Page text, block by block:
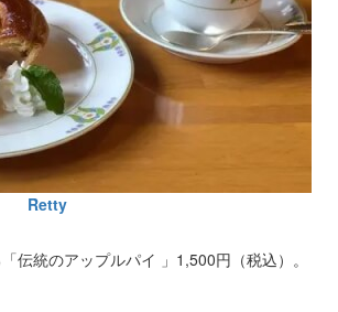
Retty
伝統のアップルパイ 」1,500円（税込）。